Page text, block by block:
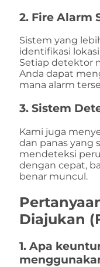
2. Fire Alarm
Sistem yang
identifikasi
Setiap detektor
Anda dapat
mana alarm
3. Sistem
Kami juga
dan panas yang
mendeteksi
dengan cepat,
benar muncul.
Diajukan
1. Apa